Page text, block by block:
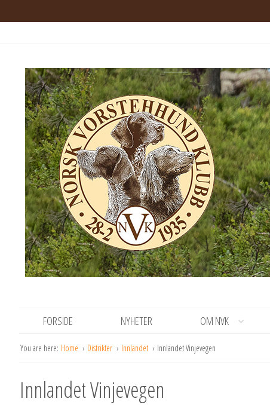
FORSIDE NYHETER OM NVK
You are here: Home Distrikter Innlandet Innlandet Vinjevegen
Innlandet Vinjevegen